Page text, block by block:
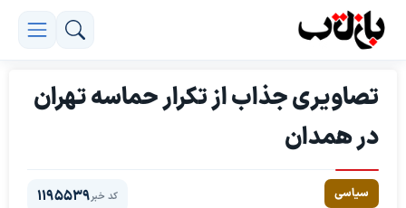
تصاویری جذاب از تکرار حماسه تهران
در همدان
سیاسی کد خبر1195539